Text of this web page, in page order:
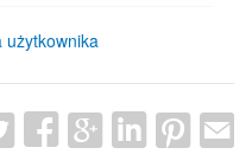
użytkownika